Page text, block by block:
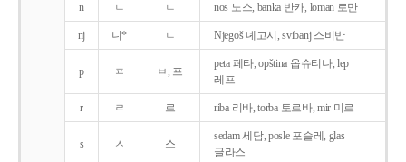
n ㄴ ㄴ nos 노스, banka 반카, loman 로만
nj 니* ㄴ Njegoš 녜고시, svibanj 스비반
p ㅍ ㅂ, 프
peta 페타, opština 옵슈티나, lep
레프
r ㄹ 르 riba 리바, torba 토르바, mir 미르
s ㅅ 스
sedam 세담, posle 포슬레, glas
글라스